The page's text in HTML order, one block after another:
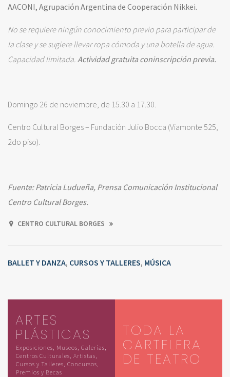
AACONI, Agrupación Argentina de Cooperación Nikkei.
No se requiere ningún conocimiento previo para participar de
la clase y se sugiere llevar ropa cómoda y una botella de agua.
Capacidad limitada. Actividad gratuita coninscripción previa.
Domingo 26 de noviembre, de 15.30 a 17.30.
Centro Cultural Borges – Fundación Julio Bocca (Viamonte 525,
2do piso).
Fuente: Patricia Ludueña, Prensa Comunicación Institucional
Centro Cultural Borges.
CENTRO CULTURAL BORGES
BALLET Y DANZA, CURSOS Y TALLERES, MÚSICA
ARTES
PLÁSTICAS
Exposiciones, Museos, Galerías,
Centros Culturales, Artistas,
Cursos y Talleres, Concursos,
Premios y Becas
TODA LA
CARTELERA
DE TEATRO